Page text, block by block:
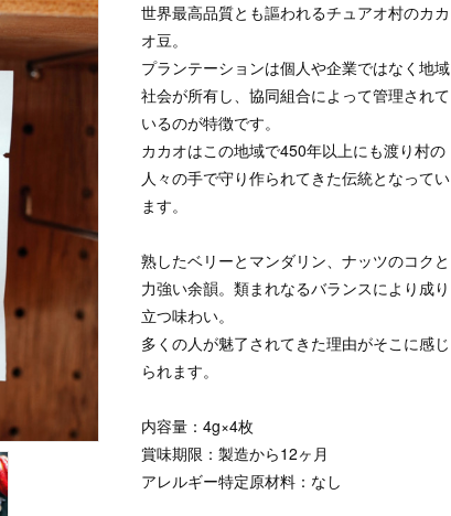
世界最高品質とも謳われるチュアオ村のカカ
オ豆。
プランテーションは個人や企業ではなく地域
社会が所有し、協同組合によって管理されて
いるのが特徴です。
カカオはこの地域で450年以上にも渡り村の
人々の手で守り作られてきた伝統となってい
ます。
熟したベリーとマンダリン、ナッツのコクと
力強い余韻。類まれなるバランスにより成り
立つ味わい。
多くの人が魅了されてきた理由がそこに感じ
られます。
内容量：4g×4枚
賞味期限：製造から12ヶ月
アレルギー特定原材料：なし